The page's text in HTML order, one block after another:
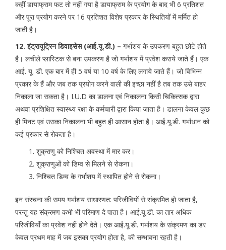
कहीं डायाफ्राम फट तो नहीं गया है डायाफ्राम के प्रयोग के बाद भी 6 प्रतिशत
और पूरा प्रयोग करने पर 16 प्रतिशत विशेष प्रकार के स्थितियों में मर्मित हो
जाती है।
12. इंट्रायूट्रिन डिवाइसेस (आई.यू.डी.) – गर्भाशय के उपकरण बहुत छोटे होते
है। लचीले प्लास्टिक से बना उपकरण है जो गर्भाशय में प्रवेश कराये जाते हैं। एक
आई. यू. डी. एक बार में ही 5 वर्ष या 10 वर्ष के लिए लगाये जाते हैं। जो विभिन्न
प्रकार के हैं और जब तक प्रयोग करने वाली की इच्छा नहीं है तब तक उसे बाहर
निकाला जा सकता है। I.U.D का डालना एवं निकालना किसी चिकित्सक द्वारा
अथवा प्रशिक्षित स्वास्थ्य रक्षा के कर्मचारी द्वारा किया जाता है। डालना केवल कुछ
ही मिनट एवं उसका निकालना भी बहुत ही आसान होता है। आई.यू.डी. गर्भाधान को
कई प्रकार से रोकता है।
शुक्राणु को निश्चित अवस्था में मार कर।
शुक्राणुओं को डिम्व से मिलने से रोकना।
निश्चित डिम्व के गर्भाशय में स्थापित होने से रोकना।
इन संरचना की समय गर्भाशय साधारणत: परिजीवियों से संक्रमित हो जाता है,
परन्तु यह संक्रमण कभी भी परिमाण दे पाता है। आई.यू.डी. का तार अधिक
परिजीवियाँ का प्रवेश नहीं होने देते। एक आई.यू.डी. गर्भाशय के संक्रमण का डर
केवल प्रथम माह में जब इसका प्रयोग होता है, की सम्भावना रहती है।